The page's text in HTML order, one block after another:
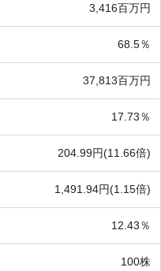
3,416百万円
68.5％
37,813百万円
17.73％
204.99円(11.66倍)
1,491.94円(1.15倍)
12.43％
100株